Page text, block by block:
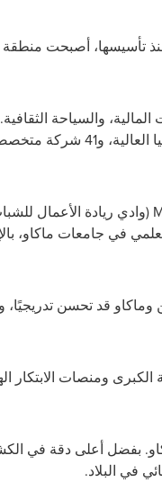
تأسيسها، أصبحت منطقة
والسياحة
التعاون 30 منصة ابتكار تكنولوجي على المستوى الوطني
(وادي ريادة الأعمال
في جامعات ماكاو،
قد تحسن
ومنصات الابتكار
بفضل أعلى دقة في
في البلاد.